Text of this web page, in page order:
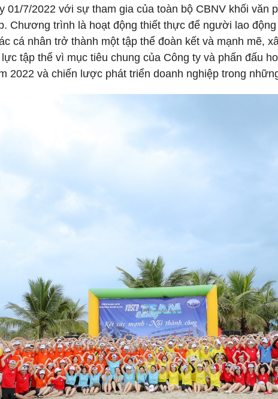
01/7/2022 với sự tham gia của toàn bộ CBNV khối văn
Chương trình là hoạt động thiết thực để người lao
cá nhân trở thành một tập thể đoàn kết và mạnh mẽ,
tập thể vì mục tiêu chung của Công ty và phấn đấu
2022 và chiến lược phát triển doanh nghiệp trong